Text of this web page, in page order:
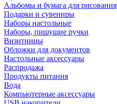
Альбомы и бумага для рисования
Подарки и сувениры
Наборы настольные
Наборы, пишущие ручки
Визитницы
Обложки для документов
Настольные аксессуары
Распродажа
Продукты питания
Вода
Компьютерные аксессуары